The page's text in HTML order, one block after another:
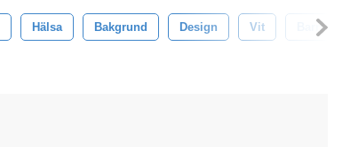
Hälsa Bakgrund Design Vit Barn